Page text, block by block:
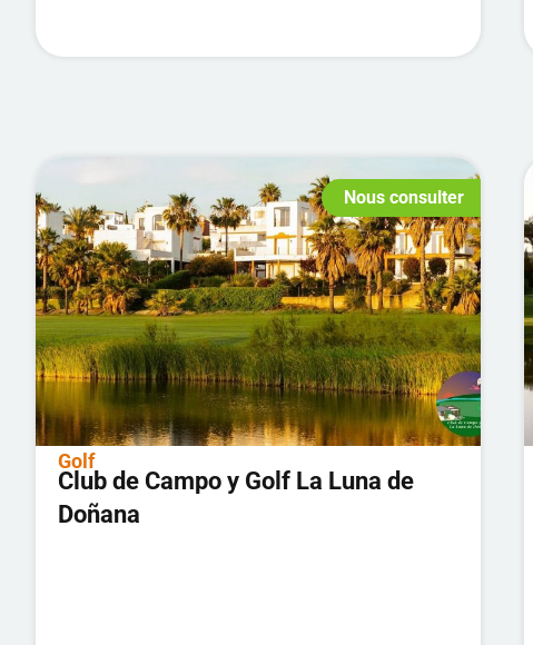
Nous consulter
Golf
Club de Campo y Golf La Luna de
Doñana